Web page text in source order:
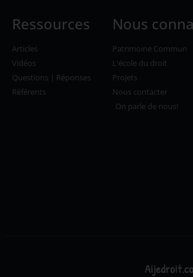
Ressources
Articles
Vidéos
Questions | Réponses
Référents
Nous
Patrimoine Commun
L'école du droit
Projets
Nous contacter
On parle de nous!